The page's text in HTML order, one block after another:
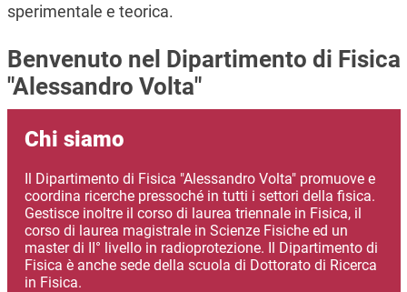
sperimentale e teorica.
Benvenuto nel Dipartimento di Fisica
"Alessandro Volta"
Chi siamo
Il Dipartimento di Fisica "Alessandro Volta" promuove e
coordina ricerche pressoché in tutti i settori della fisica.
Gestisce inoltre il corso di laurea triennale in Fisica, il
corso di laurea magistrale in Scienze Fisiche ed un
master di II° livello in radioprotezione. Il Dipartimento di
Fisica è anche sede della scuola di Dottorato di Ricerca
in Fisica.